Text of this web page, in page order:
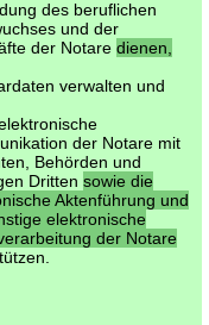
des beruflichen
und der
der Notare dienen,
verwalten und
der Notare mit
Behörden und
Dritten sowie die
Aktenführung und
elektronische
der Notare